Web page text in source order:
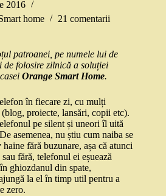
2016
home 21 comentarii
patroanei, pe numele lui de
de folosire zilnică a soluției
Orange Smart Home.
în fiecare zi, cu mulți
proiecte, lansări, copii etc).
pe silent și uneori îl uită
asemenea, nu știu cum naiba se
fără buzunare, așa că atunci
fără, telefonul ei eșuează
ghiozdanul din spate,
la el în timp util pentru a
zero.